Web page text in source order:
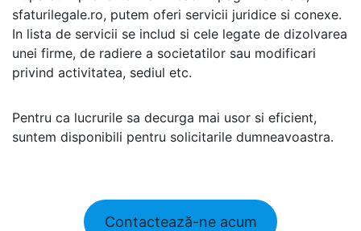
sfaturilegale.ro, putem oferi servicii juridice si conexe.
In lista de servicii se includ si cele legate de dizolvarea
unei firme, de radiere a societatilor sau modificari
privind activitatea, sediul etc.
Pentru ca lucrurile sa decurga mai usor si eficient,
suntem disponibili pentru solicitarile dumneavoastra.
Contactează-ne acum